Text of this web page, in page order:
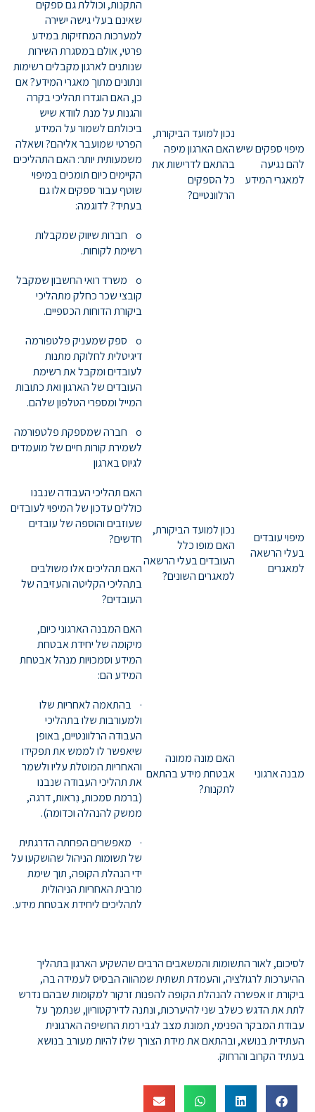
מיפוי ספקים שיש
להם נגיעה
למאגרי המידע
נכון למועד הביקורת,
האם הארגון מיפה
בהתאם לדרישות את
כל הספקים
הרלוונטיים?
התקנות, וכוללת גם ספקים
שאינם בעלי גישה ישירה
למערכות המחזיקות במידע
פרטי, אולם במסגרת השירות
שנותנים לארגון מקבלים רשימות
ונתונים מתוך מאגרי המידע? אם
כן, האם הוגדרו תהליכי בקרה
והגנות על מנת לוודא שיש
ביכולתם לשמור על המידע
הפרטי שמועבר אליהם? ושאלה
משמעותית יותר: האם התהליכים
הקיימים כיום תומכים במיפוי
שוטף עבור ספקים אלו גם
בעתיד? לדוגמה:
o חברות שיווק שמקבלות
רשימת לקוחות.
o משרד רואי החשבון שמקבל
קובצי שכר כחלק מתהליכי
ביקורת הדוחות הכספיים.
o ספק שמעניק פלטפורמה
דיגיטלית לחלוקת מתנות
לעובדים ומקבל את רשימת
העובדים של הארגון ואת כתובות
המייל ומספרי הטלפון שלהם.
o חברה שמספקת פלטפורמה
לשמירת קורות חיים של מועמדים
לגיוס בארגון
מיפוי עובדים
בעלי הרשאה
למאגרים
נכון למועד הביקורת,
האם מופו כלל
העובדים בעלי הרשאה
למאגרים השונים?
האם תהליכי העבודה שנבנו
כוללים עדכון של המיפוי לעובדים
שעוזבים והוספה של עובדים
חדשים?
האם תהליכים אלו משולבים
בתהליכי הקליטה והעזיבה של
העובדים?
מבנה ארגוני
האם מונה ממונה
אבטחת מידע בהתאם
לתקנות?
האם המבנה הארגוני כיום,
מיקומה של יחידת אבטחת
המידע וסמכויות מנהל אבטחת
המידע הם:
· בהתאמה לאחריות שלו
ולמעורבות שלו בתהליכי
העבודה הרלוונטיים, באופן
שיאפשר לו לממש את תפקידו
והאחריות המוטלת עליו ולשמר
את תהליכי העבודה שנבנו
(ברמת סמכות, נִראות, דרגה,
ממשק להנהלה וכדומה).
· מאפשרים הפחתה הדרגתית
של תשומות הניהול שהושקעו על
ידי הנהלת הקופה, תוך שימת
מרבית האחריות הניהולית
לתהליכים ליחידת אבטחת מידע.
לסיכום, לאור התשומות והמשאבים הרבים שהשקיע הארגון בתהליך
ההיערכות לרגולציה, והעמדת תשתית שמהווה הבסיס לעמידה בה,
ביקורת זו אפשרה להנהלת הקופה להפנות זרקור למקומות שבהם נדרש
לתת את הדגש כשלב שני להיערכות, ונתנה לדירקטוריון, שנתמך על
עבודת המבקר הפנימי, תמונת מצב לגבי רמת החשיפה הארגונית
העתידית בנושא, ובהתאם את מידת הצורך שלו להיות מעורב בנושא
בעתיד הקרוב והרחוק.